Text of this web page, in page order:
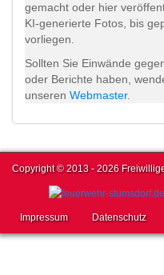
gemacht oder hier
KI-generierte Fotos, bis
vorliegen.
Sollten Sie Einwände
oder Berichte haben,
unseren Webmaster.
Copyright © 2013 - 2026
Impressum Datenschutz